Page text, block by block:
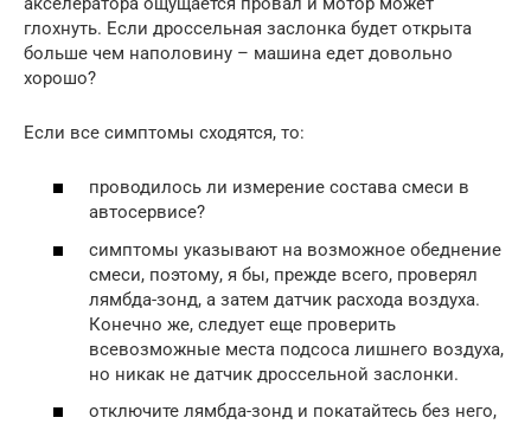
глохнуть. Если дроссельная заслонка будет открыта
больше чем наполовину – машина едет довольно
хорошо?
Если все симптомы сходятся, то:
проводилось ли измерение состава смеси в
автосервисе?
симптомы указывают на возможное обеднение
смеси, поэтому, я бы, прежде всего, проверял
лямбда-зонд, а затем датчик расхода воздуха.
Конечно же, следует еще проверить
всевозможные места подсоса лишнего воздуха,
но никак не датчик дроссельной заслонки.
отключите лямбда-зонд и покатайтесь без него,